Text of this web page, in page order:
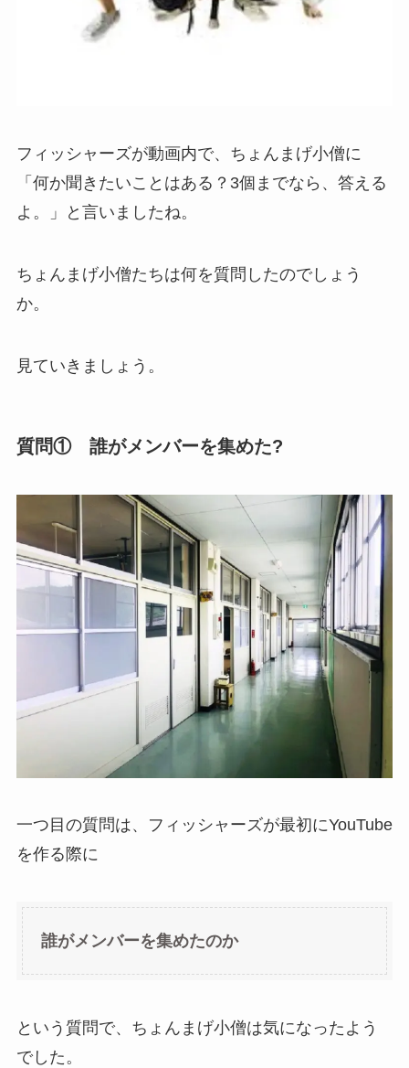
フィッシャーズが動画内で、ちょんまげ小僧に
「何か聞きたいことはある？3個までなら、答える
よ。」と言いましたね。
ちょんまげ小僧たちは何を質問したのでしょう
か。
見ていきましょう。
質問① 誰がメンバーを集めた?
一つ目の質問は、フィッシャーズが最初にYouTube
を作る際に
誰がメンバーを集めたのか
という質問で、ちょんまげ小僧は気になったよう
でした。